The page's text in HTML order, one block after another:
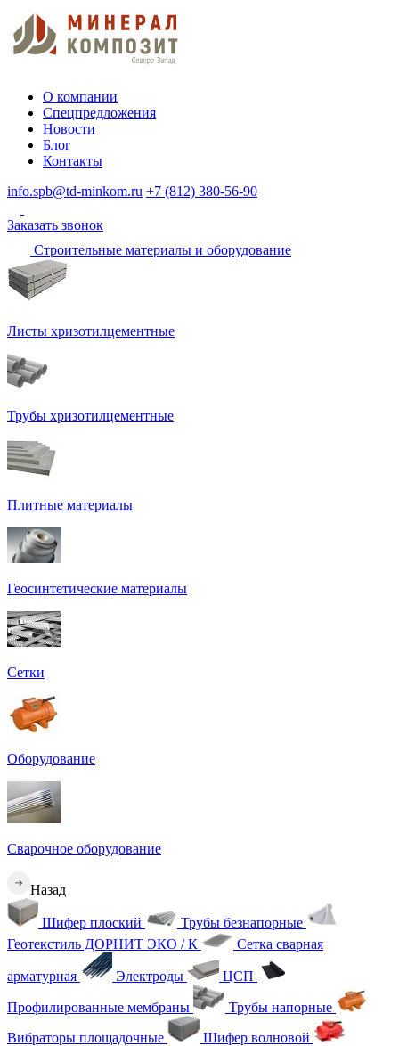
О компании
Спецпредложения
Новости
Блог
Контакты
info.spb@td-minkom.ru +7 (812) 380-56-90
Заказать звонок
Строительные материалы и оборудование
Листы хризотилцементные
Трубы хризотилцементные
Плитные материалы
Геосинтетические материалы
Сетки
Оборудование
Сварочное оборудование
Назад
Шифер плоский
Трубы безнапорные
Геотекстиль ДОРНИТ ЭКО / К
Сетка сварная
арматурная Электроды ЦСП
Профилированные мембраны
Трубы напорные
Вибраторы площадочные
Шифер волновой